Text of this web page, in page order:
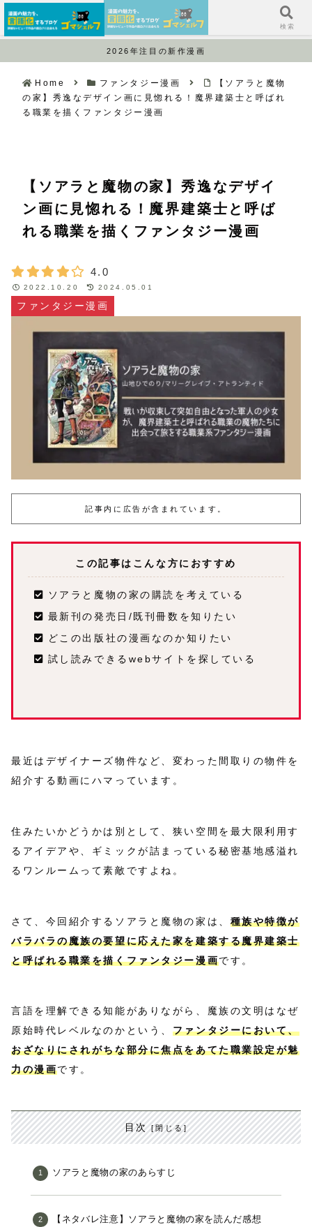
2026年注目の新作漫画
Home ファンタジー漫画
【ソアラと魔物
の家】秀逸なデザイン画に見惚れる！魔界建築士と呼ばれ
る職業を描くファンタジー漫画
【ソアラと魔物の家】秀逸なデザイ
ン画に見惚れる！魔界建築士と呼ば
れる職業を描くファンタジー漫画
4.0
ファンタジー漫画
2022.10.20 2024.05.01
記事内に広告が含まれています。
この記事はこんな方におすすめ
ソアラと魔物の家の購読を考えている
最新刊の発売日/既刊冊数を知りたい
どこの出版社の漫画なのか知りたい
試し読みできるwebサイトを探している
最近はデザイナーズ物件など、変わった間取りの物件を
紹介する動画にハマっています。
住みたいかどうかは別として、狭い空間を最大限利用す
るアイデアや、ギミックが詰まっている秘密基地感溢れ
るワンルームって素敵ですよね。
さて、今回紹介するソアラと魔物の家は、 種族や特徴が
バラバラの魔族の要望に応えた家を建築する魔界建築士
と呼ばれる職業を描くファンタジー漫画です。
言語を理解できる知能がありながら、魔族の文明はなぜ
原始時代レベルなのかという、 ファンタジーにおいて、
おざなりにされがちな部分に焦点をあてた職業設定が魅
力の漫画です。
目次
ソアラと魔物の家のあらすじ
【ネタバレ注意】ソアラと魔物の家を読んだ感想
サイドバー 検索